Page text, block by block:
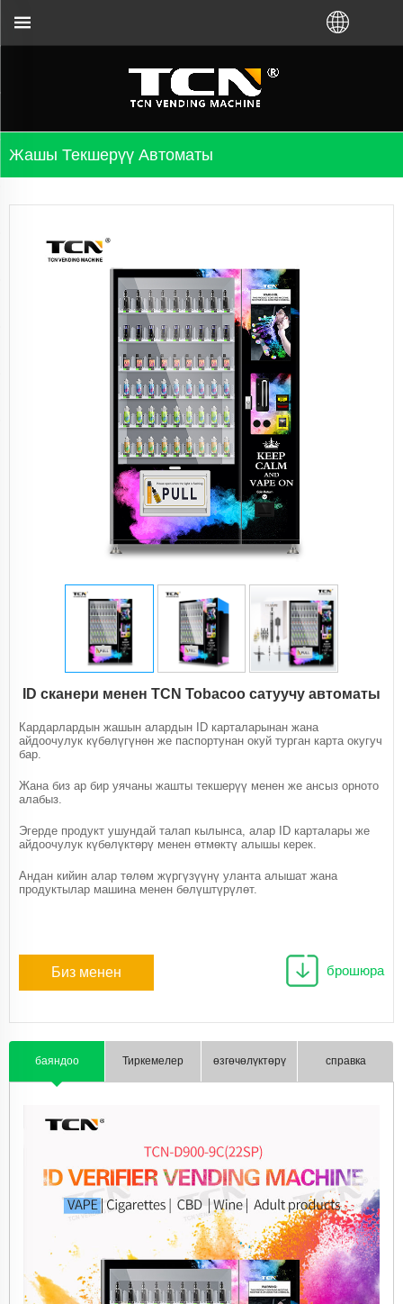
Жашы Текшерүү Автоматы
ID сканери менен TCN Tobacoo сатуучу автоматы
Кардарлардын жашын алардын ID карталарынан жана
айдоочулук күбөлүгүнөн же паспортунан окуй турган карта окугуч
бар.
Жана биз ар бир уячаны жашты текшерүү менен же ансыз орното
алабыз.
Эгерде продукт ушундай талап кылынса, алар ID карталары же
айдоочулук күбөлүктөрү менен өтмөктү алышы керек.
Андан кийин алар төлөм жүргүзүүнү уланта алышат жана
продуктылар машина менен бөлүштүрүлөт.
Биз менен брошюра
баяндоо Тиркемелер өзгөчөлүктөрү справка
дистрибьютордон сатып алганыңызга